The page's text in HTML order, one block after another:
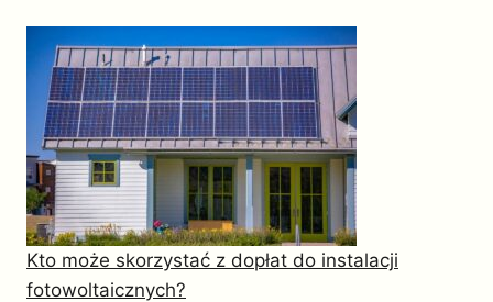
Kto może skorzystać z dopłat do instalacji
fotowoltaicznych?